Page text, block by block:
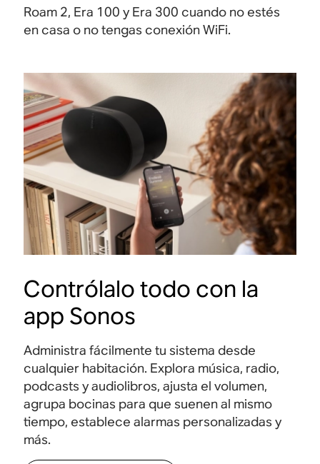
Roam 2, Era 100 y Era 300 cuando no estés
en casa o no tengas conexión WiFi.
Contrólalo todo con la
app Sonos
Administra fácilmente tu sistema desde
cualquier habitación. Explora música, radio,
podcasts y audiolibros, ajusta el volumen,
agrupa bocinas para que suenen al mismo
tiempo, establece alarmas personalizadas y
más.